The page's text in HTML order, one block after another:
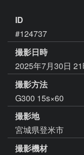
ID
#124737
撮影日時
2025年7月30日
撮影方法
G300 15s×60
撮影地
宮城県登米市
撮影機材